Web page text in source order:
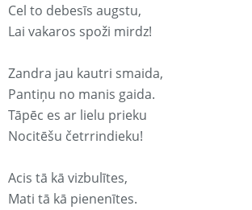
Cel to debesīs augstu,
Lai vakaros spoži mirdz!
Zandra jau kautri smaida,
Pantiņu no manis gaida.
Tāpēc es ar lielu prieku
Nocitēšu četrrindieku!
Acis tā kā vizbulītes,
Mati tā kā pienenītes.